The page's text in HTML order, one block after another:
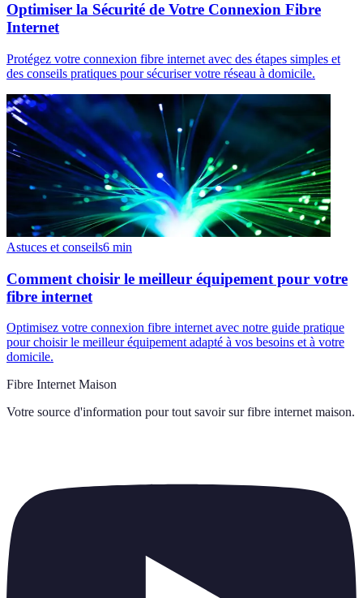
Optimiser la Sécurité de Votre Connexion Fibre
Internet
Protégez votre connexion fibre internet avec des étapes simples et
des conseils pratiques pour sécuriser votre réseau à domicile.
Astuces et conseils6 min
Comment choisir le meilleur équipement pour votre
fibre internet
Optimisez votre connexion fibre internet avec notre guide pratique
pour choisir le meilleur équipement adapté à vos besoins et à votre
domicile.
Fibre Internet Maison
Votre source d'information pour tout savoir sur fibre internet maison.